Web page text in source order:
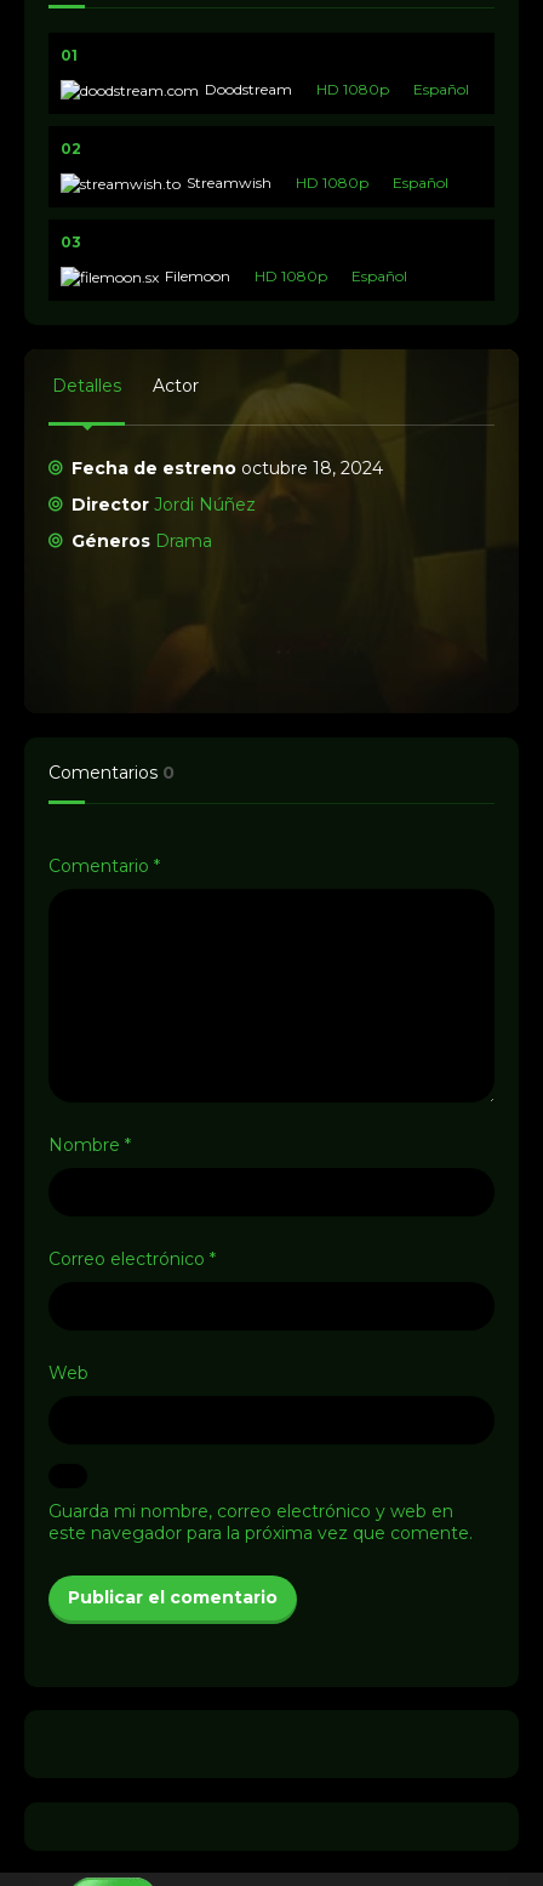
01
Doodstream
HD 1080p Español
02
Streamwish
HD 1080p Español
03
Filemoon
HD 1080p Español
Detalles Actor
Fecha de estreno octubre 18, 2024
Director Jordi Núñez
Géneros Drama
Comentarios 0
Comentario *
Nombre *
Correo electrónico *
Web
Guarda mi nombre, correo electrónico y web en
este navegador para la próxima vez que comente.